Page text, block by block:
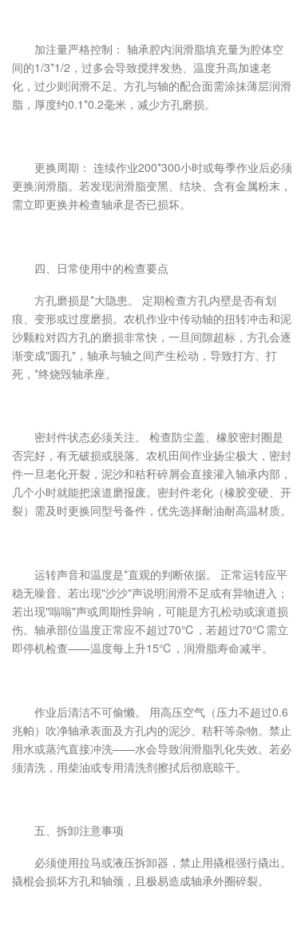
加注量严格控制： 轴承腔内润滑脂填充量为腔体空
间的1/3*1/2，过多会导致搅拌发热、温度升高加速老
化，过少则润滑不足。方孔与轴的配合面需涂抹薄层润滑
脂，厚度约0.1*0.2毫米，减少方孔磨损。
更换周期： 连续作业200*300小时或每季作业后必须
更换润滑脂。若发现润滑脂变黑、结块、含有金属粉末，
需立即更换并检查轴承是否已损坏。
四、日常使用中的检查要点
方孔磨损是*大隐患。 定期检查方孔内壁是否有划
痕、变形或过度磨损。农机作业中传动轴的扭转冲击和泥
沙颗粒对四方孔的磨损非常快，一旦间隙超标，方孔会逐
渐变成"圆孔"，轴承与轴之间产生松动，导致打方、打
死，*终烧毁轴承座。
密封件状态必须关注。 检查防尘盖、橡胶密封圈是
否完好，有无破损或脱落。农机田间作业扬尘极大，密封
件一旦老化开裂，泥沙和秸秆碎屑会直接灌入轴承内部，
几个小时就能把滚道磨报废。密封件老化（橡胶变硬、开
裂）需及时更换同型号备件，优先选择耐油耐高温材质。
运转声音和温度是*直观的判断依据。 正常运转应平
稳无噪音。若出现"沙沙"声说明润滑不足或有异物进入；
若出现"嗡嗡"声或周期性异响，可能是方孔松动或滚道损
伤。轴承部位温度正常应不超过70℃，若超过70℃需立
即停机检查——温度每上升15℃，润滑脂寿命减半。
作业后清洁不可偷懒。 用高压空气（压力不超过0.6
兆帕）吹净轴承表面及方孔内的泥沙、秸秆等杂物。禁止
用水或蒸汽直接冲洗——水会导致润滑脂乳化失效。若必
须清洗，用柴油或专用清洗剂擦拭后彻底晾干。
五、拆卸注意事项
必须使用拉马或液压拆卸器，禁止用撬棍强行撬出。
撬棍会损坏方孔和轴颈，且极易造成轴承外圈碎裂。